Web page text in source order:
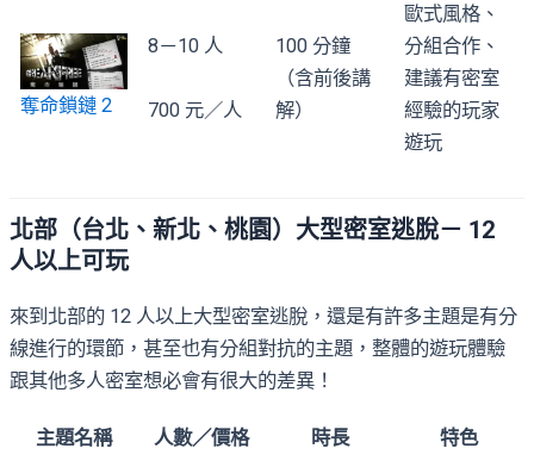
奪命鎖鏈 2
8－10 人
700 元／人
100 分鐘
（含前後講
解）
歐式風格、
分組合作、
建議有密室
經驗的玩家
遊玩
北部（台北、新北、桃園）大型密室逃脫－ 12
人以上可玩
來到北部的 12 人以上大型密室逃脫，還是有許多主題是有分
線進行的環節，甚至也有分組對抗的主題，整體的遊玩體驗
跟其他多人密室想必會有很大的差異！
主題名稱 人數／價格 時長 特色